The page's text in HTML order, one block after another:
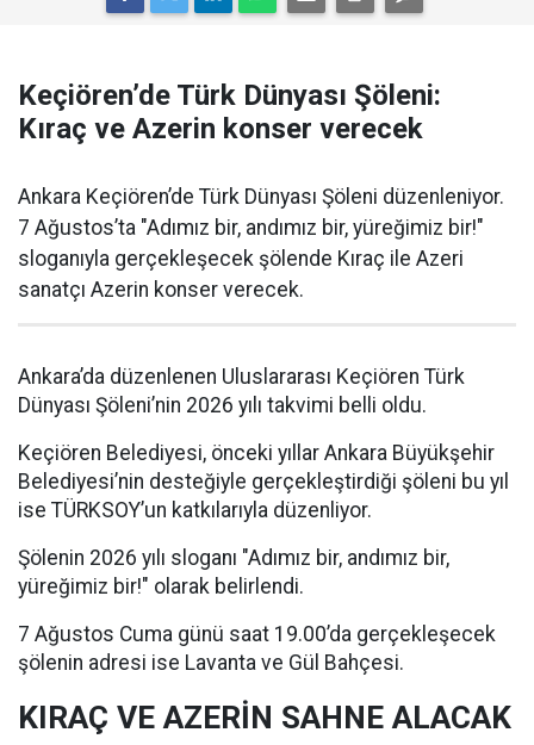
Keçiören’de Türk Dünyası Şöleni:
Kıraç ve Azerin konser verecek
Ankara Keçiören’de Türk Dünyası Şöleni düzenleniyor.
7 Ağustos’ta "Adımız bir, andımız bir, yüreğimiz bir!"
sloganıyla gerçekleşecek şölende Kıraç ile Azeri
sanatçı Azerin konser verecek.
Ankara’da düzenlenen Uluslararası Keçiören Türk
Dünyası Şöleni’nin 2026 yılı takvimi belli oldu.
Keçiören Belediyesi, önceki yıllar Ankara Büyükşehir
Belediyesi’nin desteğiyle gerçekleştirdiği şöleni bu yıl
ise TÜRKSOY’un katkılarıyla düzenliyor.
Şölenin 2026 yılı sloganı "Adımız bir, andımız bir,
yüreğimiz bir!" olarak belirlendi.
7 Ağustos Cuma günü saat 19.00’da gerçekleşecek
şölenin adresi ise Lavanta ve Gül Bahçesi.
KIRAÇ VE AZERİN SAHNE ALACAK